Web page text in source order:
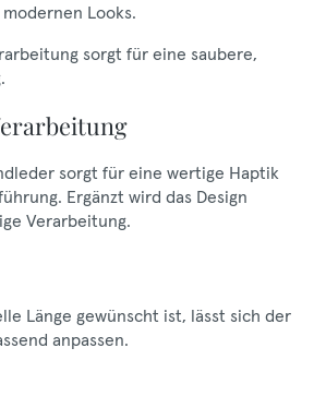
Looks.
sorgt für eine saubere,
sorgt für eine wertige Haptik
Ergänzt wird das Design
Verarbeitung.
Länge gewünscht ist, lässt sich der
anpassen.